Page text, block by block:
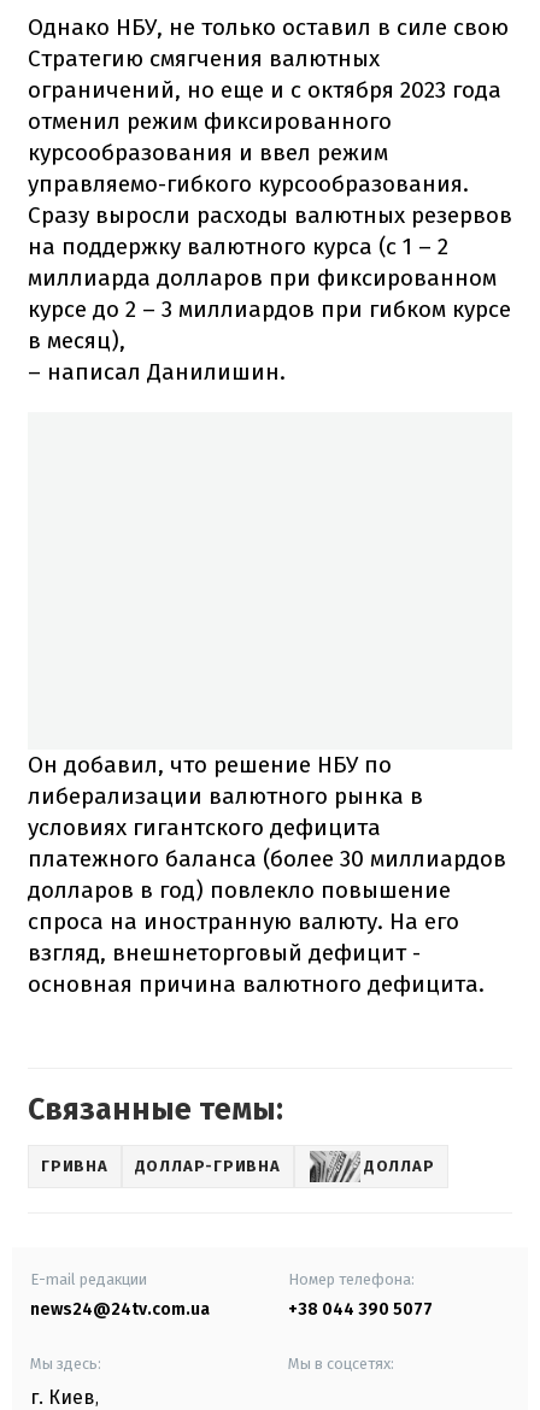
Однако НБУ, не только оставил в силе свою
Стратегию смягчения валютных
ограничений, но еще и с октября 2023 года
отменил режим фиксированного
курсообразования и ввел режим
управляемо-гибкого курсообразования.
Сразу выросли расходы валютных резервов
на поддержку валютного курса (с 1 – 2
миллиарда долларов при фиксированном
курсе до 2 – 3 миллиардов при гибком курсе
в месяц),
– написал Данилишин.
Он добавил, что решение НБУ по
либерализации валютного рынка в
условиях гигантского дефицита
платежного баланса (более 30 миллиардов
долларов в год) повлекло повышение
спроса на иностранную валюту. На его
взгляд, внешнеторговый дефицит -
основная причина валютного дефицита.
Связанные темы:
ГРИВНА ДОЛЛАР-ГРИВНА ДОЛЛАР
E-mail редакции
news24@24tv.com.ua
Номер телефона:
+38 044 390 5077
Мы здесь:
г. Киев,
Мы в соцсетях: